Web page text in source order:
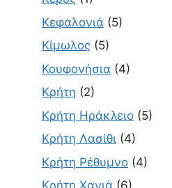
Κεφαλονιά (5)
Κίμωλος (5)
Κουφονήσια (4)
Κρήτη (2)
Κρήτη Ηράκλειο (5)
Κρήτη Λασίθι (4)
Κρήτη Ρέθυμνο (4)